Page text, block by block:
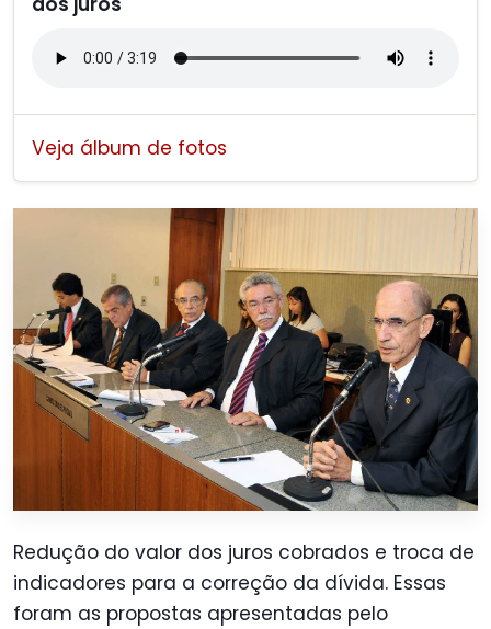
Veja álbum de fotos
Redução do valor dos juros cobrados e troca de
indicadores para a correção da dívida. Essas
foram as propostas apresentadas pelo